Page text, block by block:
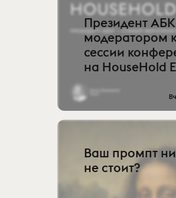
Президент
модератором
сессии
на HouseHold
Ваш промпт
не стоит?